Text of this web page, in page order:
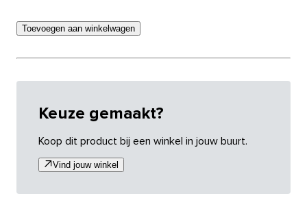
Toevoegen aan winkelwagen
Keuze gemaakt?
Koop dit product bij een winkel in jouw buurt.
Vind jouw winkel